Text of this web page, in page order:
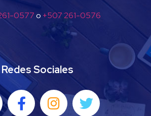
0577o +507 261-0576
Redes Sociales